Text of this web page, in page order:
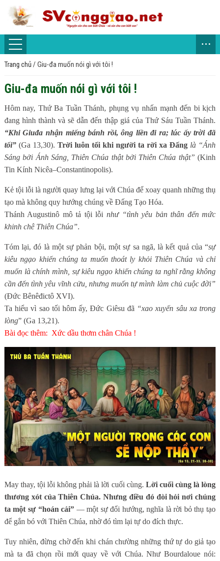
...
Trang chủ/ Giu-đa muốn nói gì với tôi !
Giu-đa muốn nói gì với tôi !
Hôm nay, Thứ Ba Tuần Thánh, phụng vụ nhấn mạnh đến bi kịch
đang hình thành và sẽ dẫn đến thập giá của Thứ Sáu Tuần Thánh.
“Khi Giuđa nhận miếng bánh rồi, ông liền đi ra; lúc ấy trời đã
tối”(Ga 13,30). Trời luôn tối khi người ta rời xa Đấng là “Ánh
Sáng bởi Ánh Sáng, Thiên Chúa thật bởi Thiên Chúa thật” (Kinh
Tin Kính Nicêa–Constantinopolis).
Kẻ tội lỗi là người quay lưng lại với Chúa để xoay quanh những thụ
tạo mà không quy hướng chúng về Đấng Tạo Hóa.
Thánh Augustinô mô tả tội lỗi như “tình yêu bản thân đến mức
khinh chê Thiên Chúa”.
Tóm lại, đó là một sự phản bội, một sự sa ngã, là kết quả của “sự
kiêu ngạo khiến chúng ta muốn thoát ly khỏi Thiên Chúa và chỉ
muốn là chính mình, sự kiêu ngạo khiến chúng ta nghĩ rằng không
cần đến tình yêu vĩnh cửu, nhưng muốn tự mình làm chủ cuộc đời”
(Đức Bênêđictô XVI).
Ta hiểu vì sao tối hôm ấy, Đức Giêsu đã “xao xuyến sâu xa trong
lòng” (Ga 13,21).
Bài đọc thêm: Xức dầu thơm chân Chúa !
May thay, tội lỗi không phải là lời cuối cùng. Lời cuối cùng là lòng
thương xót của Thiên Chúa. Nhưng điều đó đòi hỏi nơi chúng
ta một sự “hoán cải” — một sự đổi hướng, nghĩa là rời bỏ thụ tạo
để gắn bó với Thiên Chúa, nhờ đó tìm lại tự do đích thực.
Tuy nhiên, đừng chờ đến khi chán chường những thứ tự do giả tạo
mà ta đã chọn rồi mới quay về với Chúa. Như Bourdaloue nói: